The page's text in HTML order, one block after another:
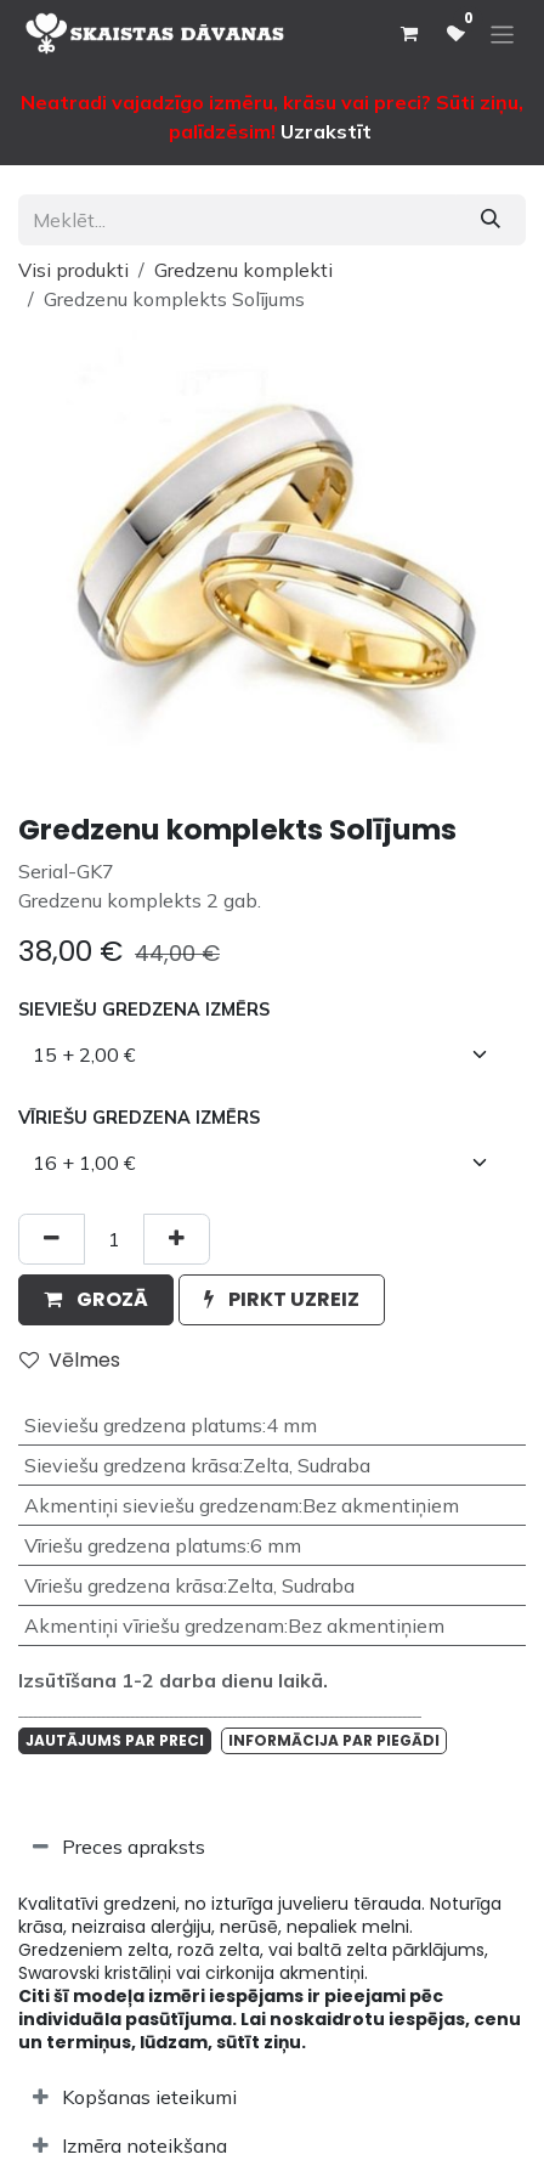
Pāriet pie satura 0
Neatradi vajadzīgo izmēru, krāsu vai preci? Sūti ziņu,
palīdzēsim! Uzrakstīt
Visi produkti
Gredzenu komplekti
Gredzenu komplekts Solījums
Gredzenu komplekts Solījums
Serial-GK7
Gredzenu komplekts 2 gab.
38,00 € 44,00€
SIEVIEŠU GREDZENA IZMĒRS
VĪRIEŠU GREDZENA IZMĒRS
GROZĀ PIRKT UZREIZ
Vēlmes
Sieviešu gredzena platums:4 mm
Sieviešu gredzena krāsa:Zelta Sudraba
Akmentiņi sieviešu gredzenam:Bez akmentiņiem
Vīriešu gredzena platums:6 mm
Vīriešu gredzena krāsa:Zelta Sudraba
Akmentiņi vīriešu gredzenam:Bez akmentiņiem
Izsūtīšana 1-2 darba dienu laikā.
JAUTĀJUMS PAR PRECI INFORMĀCIJA PAR PIEGĀDI
Preces apraksts
Kvalitatīvi gredzeni, no izturīga juvelieru tērauda. Noturīga
krāsa, neizraisa alerģiju, nerūsē, nepaliek melni.
Gredzeniem zelta, rozā zelta, vai baltā zelta pārklājums,
Swarovski kristāliņi vai cirkonija akmentiņi.
Citi šī modeļa izmēri iespējams ir pieejami pēc
individuāla pasūtījuma. Lai noskaidrotu iespējas, cenu
un termiņus, lūdzam, sūtīt ziņu.
Kopšanas ieteikumi
Izmēra noteikšana